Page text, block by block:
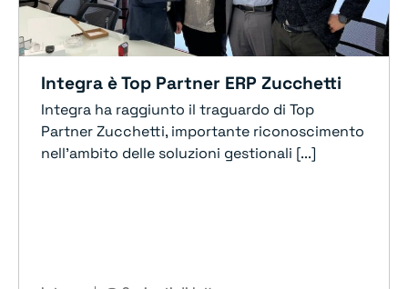
Integra è Top Partner ERP Zucchetti
Integra ha raggiunto il traguardo di Top
Partner Zucchetti, importante riconoscimento
nell'ambito delle soluzioni gestionali [...]